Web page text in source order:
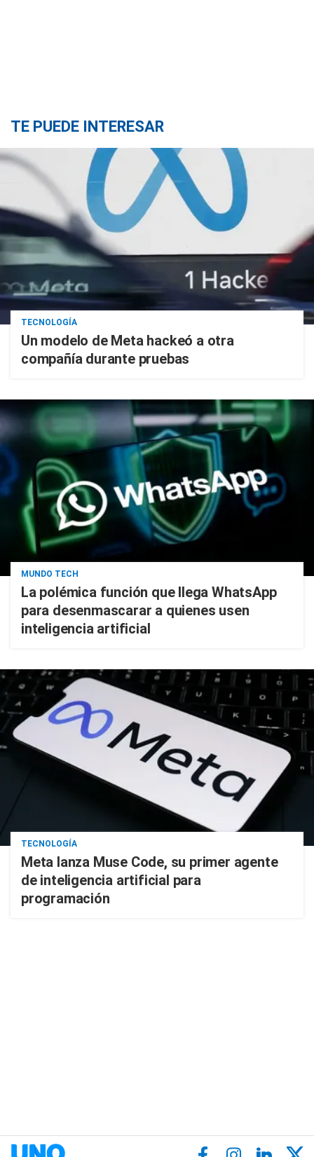
TE PUEDE INTERESAR
TECNOLOGÍA
Un modelo de Meta hackeó a otra
compañía durante pruebas
MUNDO TECH
La polémica función que llega WhatsApp
para desenmascarar a quienes usen
inteligencia artificial
TECNOLOGÍA
Meta lanza Muse Code, su primer agente
de inteligencia artificial para
programación